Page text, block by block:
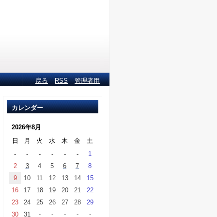
戻る RSS 管理者用
カレンダー
2026年8月
日
月 火 水 木 金
土
-
- - - - -
1
2
3 4 5 6 7
8
9
10 11 12 13 14
15
16
17 18 19 20 21
22
23
24 25 26 27 28
29
30
31 - - - - -